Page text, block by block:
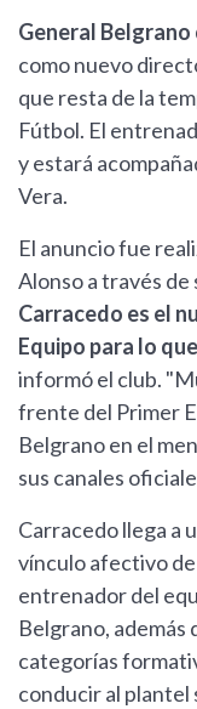
General
como nuevo
que resta de la
Fútbol. El
y estará
Vera.
El anuncio fue
Alonso a través de
Carracedo es el
Equipo para lo
informó el club.
frente del Primer
Belgrano en el
sus canales
Carracedo llega a
vínculo afectivo
entrenador del
Belgrano, además
categorías
conducir al